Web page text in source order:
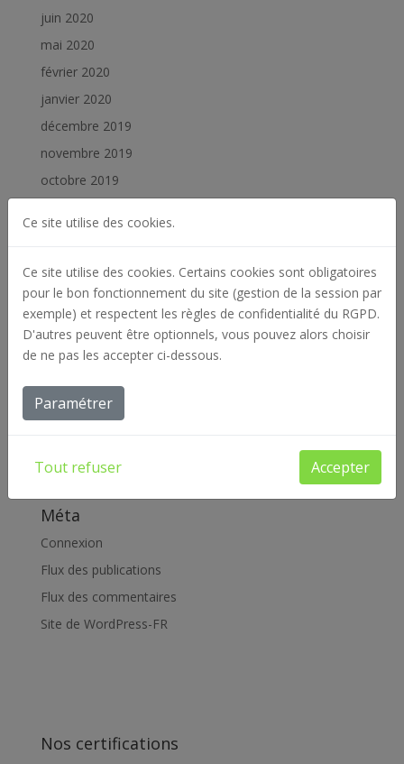
juin 2020
mai 2020
février 2020
janvier 2020
décembre 2019
novembre 2019
octobre 2019
février 2019
janvier 2019
Catégories
Actualités
Réalisations
Méta
Connexion
Flux des publications
Flux des commentaires
Site de WordPress-FR
Nos certifications
Ce site utilise des cookies.
Ce site utilise des cookies. Certains cookies sont obligatoires
pour le bon fonctionnement du site (gestion de la session par
exemple) et respectent les règles de confidentialité du RGPD.
D'autres peuvent être optionnels, vous pouvez alors choisir
de ne pas les accepter ci-dessous.
Paramétrer
Tout refuser Accepter